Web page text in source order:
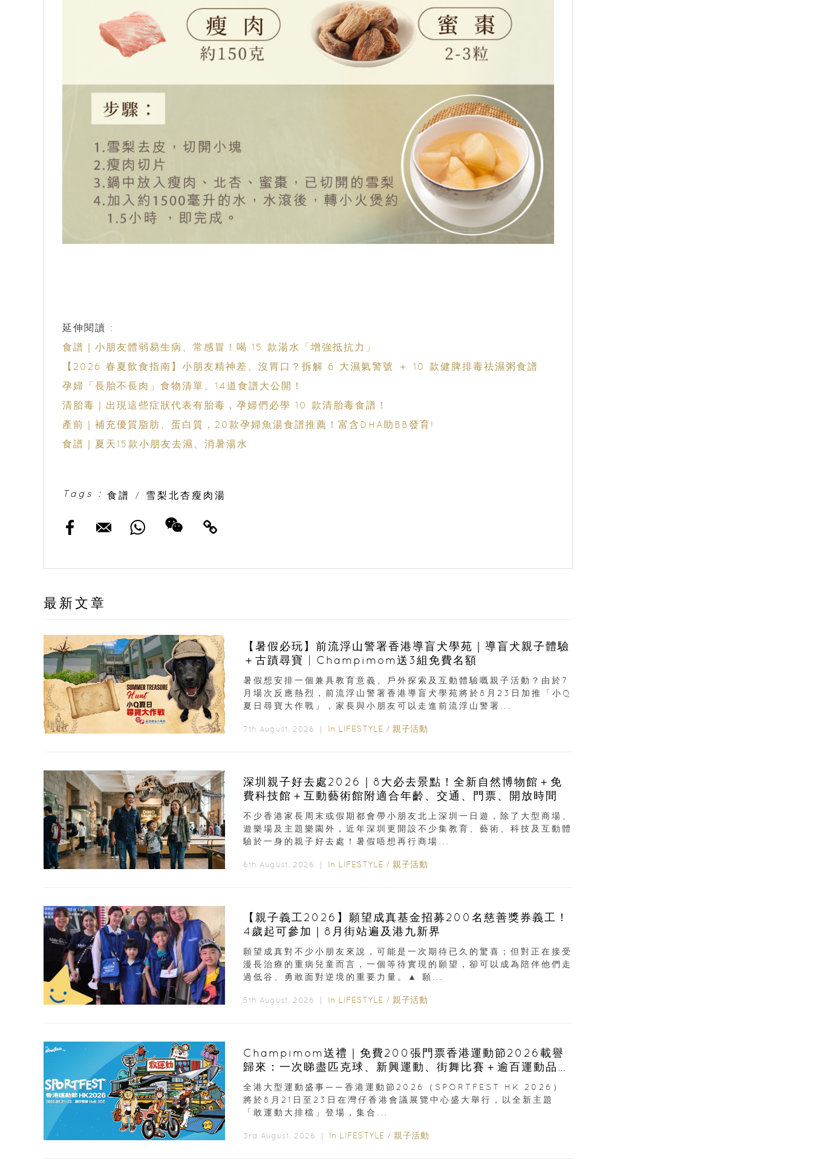
延伸閱讀 :
食譜｜小朋友體弱易生病、常感冒！喝 15 款湯水「增強抵抗力」
【2026 春夏飲食指南】小朋友精神差、沒胃口？拆解 6 大濕氣警號 ＋ 10 款健脾排毒祛濕粥食譜
孕婦「長胎不長肉」食物清單、14道食譜大公開！
清胎毒｜出現這些症狀代表有胎毒，孕婦們必學 10 款清胎毒食譜！
產前｜補充優質脂肪、蛋白質，20款孕婦魚湯食譜推薦！富含DHA助BB發育!
食譜｜夏天15款小朋友去濕、消暑湯水
Tags : 食譜 / 雪梨北杏瘦肉湯
最新文章
【暑假必玩】前流浮山警署香港導盲犬學苑｜導盲犬親子體驗
＋古蹟尋寶 | Champimom送3組免費名額
暑假想安排一個兼具教育意義、戶外探索及互動體驗嘅親子活動？由於7
月場次反應熱烈，前流浮山警署香港導盲犬學苑將於8月23日加推「小Q
夏日尋寶大作戰」，家長與小朋友可以走進前流浮山警署...
7th August, 2026 ｜ In LIFESTYLE / 親子活動
深圳親子好去處2026｜8大必去景點！全新自然博物館＋免
費科技館＋互動藝術館附適合年齡、交通、門票、開放時間
不少香港家長周末或假期都會帶小朋友北上深圳一日遊，除了大型商場、
遊樂場及主題樂園外，近年深圳更開設不少集教育、藝術、科技及互動體
驗於一身的親子好去處！暑假唔想再行商場...
6th August, 2026 ｜ In LIFESTYLE / 親子活動
【親子義工2026】願望成真基金招募200名慈善獎券義工！
4歲起可參加｜8月街站遍及港九新界
願望成真對不少小朋友來說，可能是一次期待已久的驚喜；但對正在接受
漫長治療的重病兒童而言，一個等待實現的願望，卻可以成為陪伴他們走
過低谷、勇敢面對逆境的重要力量。▲ 願...
5th August, 2026 ｜ In LIFESTYLE / 親子活動
Champimom送禮｜免費200張門票香港運動節2026載譽
歸來：一次睇盡匹克球、新興運動、街舞比賽＋逾百運動品牌
展覽
全港大型運動盛事——香港運動節2026（SPORTFEST HK 2026）
將於8月21日至23日在灣仔香港會議展覽中心盛大舉行，以全新主題
「敢運動大排檔」登場，集合...
3rd August, 2026 ｜ In LIFESTYLE / 親子活動